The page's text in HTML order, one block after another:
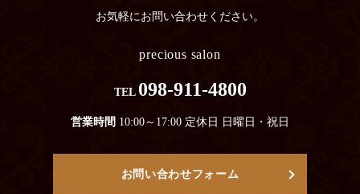
お気軽にお問い合わせください。
precious salon
TEL 098-911-4800
営業時間 10:00～17:00 定休日 日曜日・祝日
お問い合わせフォーム